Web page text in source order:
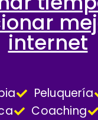
internet
Peluquería
Coaching